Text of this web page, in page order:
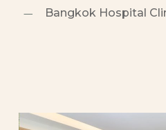
Bangkok Hospital